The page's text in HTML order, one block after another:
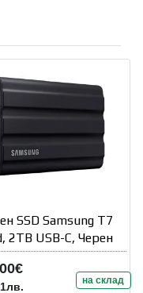
SSD Samsung T7
2TB USB-C, Черен
на склад